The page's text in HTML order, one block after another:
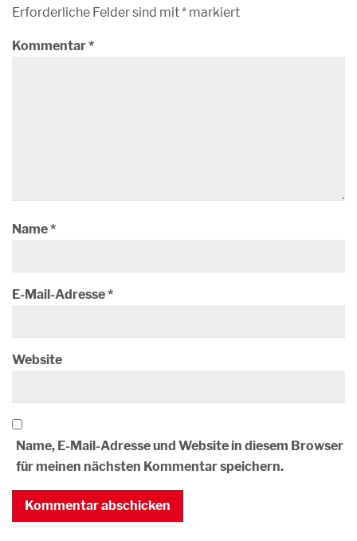
Erforderliche Felder sind mit* markiert
Kommentar*
Name*
E-Mail-Adresse*
Website
Name, E-Mail-Adresse und Website in diesem Browser
für meinen nächsten Kommentar speichern.